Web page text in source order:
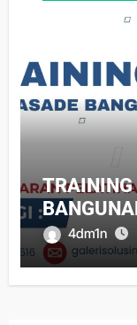
TRAINING
4dm1n